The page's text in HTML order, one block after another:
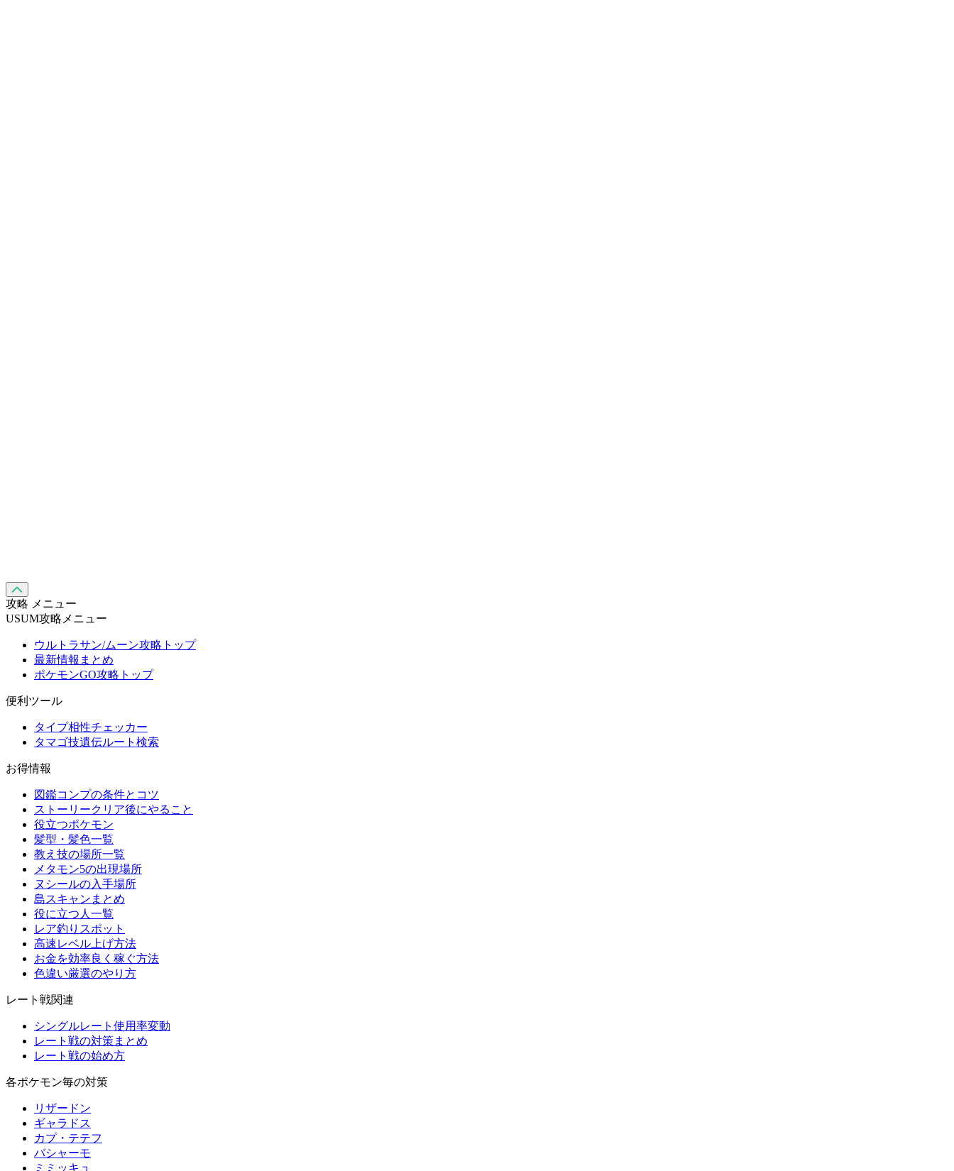
攻略 メニュー
USUM攻略メニュー
ウルトラサン/ムーン攻略トップ
最新情報まとめ
ポケモンGO攻略トップ
便利ツール
タイプ相性チェッカー
タマゴ技遺伝ルート検索
お得情報
図鑑コンプの条件とコツ
ストーリークリア後にやること
役立つポケモン
髪型・髪色一覧
教え技の場所一覧
メタモン5の出現場所
ヌシールの入手場所
島スキャンまとめ
役に立つ人一覧
レア釣りスポット
高速レベル上げ方法
お金を効率良く稼ぐ方法
色違い厳選のやり方
レート戦関連
シングルレート使用率変動
レート戦の対策まとめ
レート戦の始め方
各ポケモン毎の対策
リザードン
ギャラドス
カプ・テテフ
バシャーモ
ミミッキュ